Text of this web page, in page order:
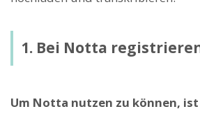
1. Bei Notta
Um Notta nutzen zu können,